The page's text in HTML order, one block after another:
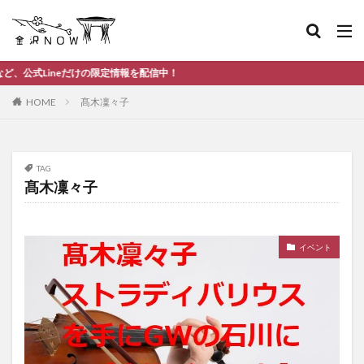
だけの限定情報を配信中！
HOME 髙木凜々子
TAG
髙木凜々子
イベント